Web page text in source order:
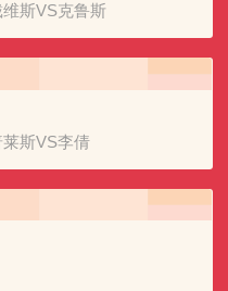
斯VS克鲁斯
斯VS李倩